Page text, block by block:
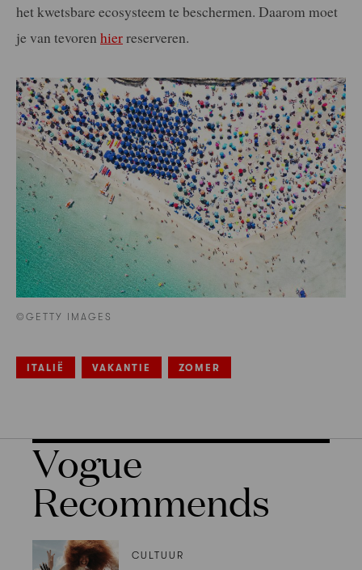
het kwetsbare ecosysteem te beschermen. Daarom moet
je van tevoren hierreserveren.
©GETTY IMAGES
ITALIË VAKANTIE ZOMER
Vogue
Recommends
CULTUUR